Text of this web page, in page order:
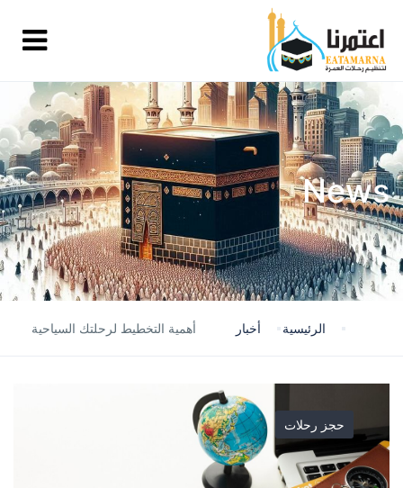
News
الرئيسية أخبار أهمية التخطيط لرحلتك السياحية
حجز رحلات